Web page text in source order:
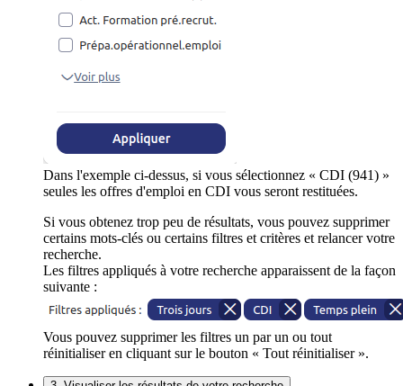
Dans l'exemple ci-dessus, si vous sélectionnez « CDI (941) »
seules les offres d'emploi en CDI vous seront restituées.
Si vous obtenez trop peu de résultats, vous pouvez supprimer
certains mots-clés ou certains filtres et critères et relancer votre
recherche.
Les filtres appliqués à votre recherche apparaissent de la façon
suivante :
Vous pouvez supprimer les filtres un par un ou tout
réinitialiser en cliquant sur le bouton « Tout réinitialiser ».